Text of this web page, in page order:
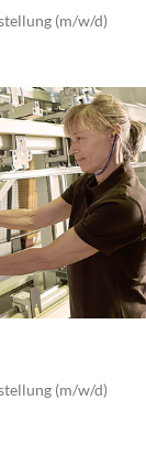
(m/w/d)
(m/w/d)